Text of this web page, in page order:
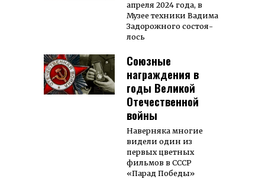
апреля 2024 года, в
Музее техники Вадима
Задорожного со­стоя­
лось
Союзные
награждения в
годы Великой
Отечественной
войны
Наверняка многие
видели один из
первых цветных
фильмов в СССР
«Парад Победы»